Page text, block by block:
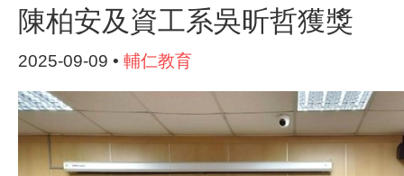
陳柏安及資工系吳昕哲獲獎
2025-09-09 • 輔仁教育